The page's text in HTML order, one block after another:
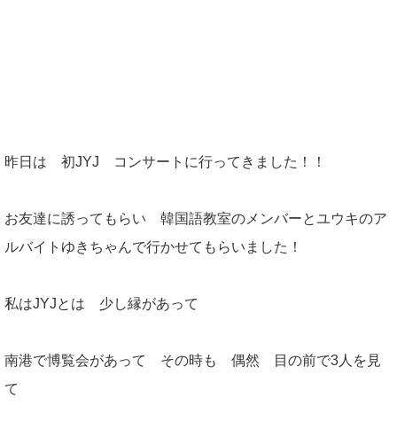
昨日は 初JYJ コンサートに行ってきました！！
お友達に誘ってもらい 韓国語教室のメンバーとユウキのア
ルバイトゆきちゃんで行かせてもらいました！
私はJYJとは 少し縁があって
南港で博覧会があって その時も 偶然 目の前で3人を見
て